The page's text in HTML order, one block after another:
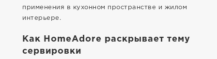
применения в кухонном пространстве и жилом
интерьере.
Как HomeAdore раскрывает тему
сервировки